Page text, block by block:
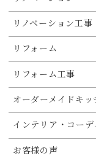
リノベーション工事
リフォーム
リフォーム工事
オーダーメイドキッ
インテリア・コーデ
お客様の声